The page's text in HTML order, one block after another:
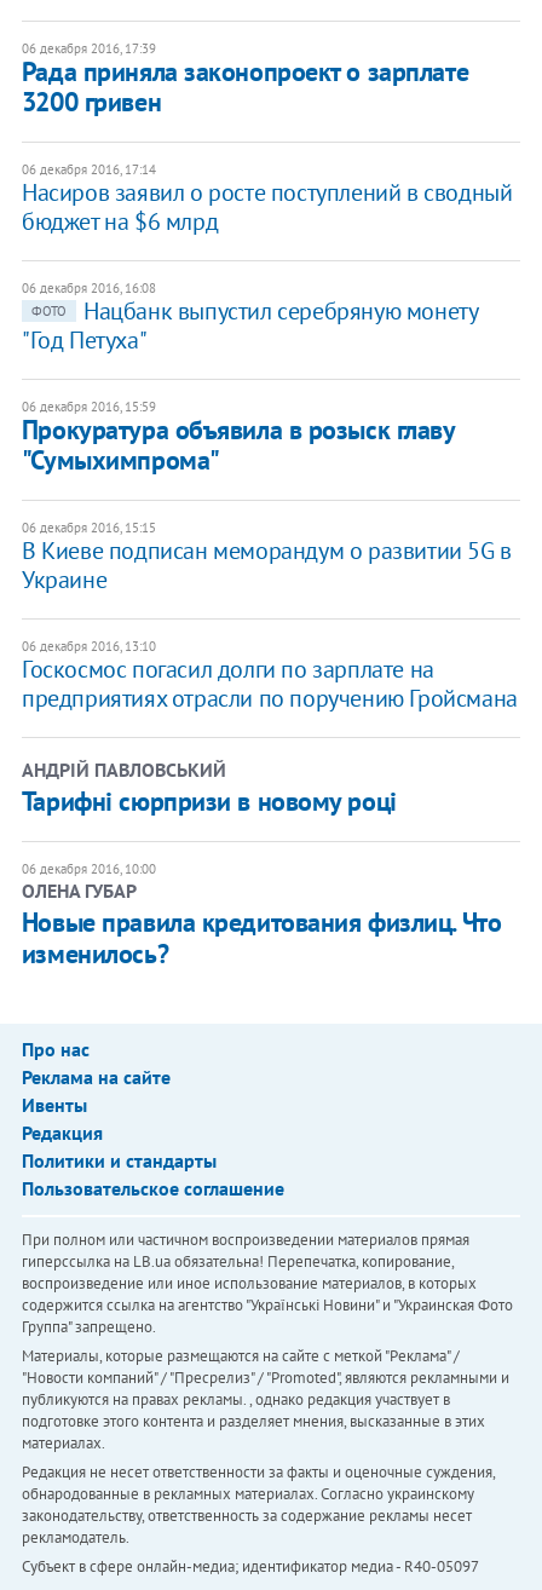
06 декабря 2016, 17:39
​Рада приняла законопроект о зарплате
3200 гривен
06 декабря 2016, 17:14
Насиров заявил о росте поступлений в сводный
бюджет на $6 млрд
06 декабря 2016, 16:08
ФОТО
Нацбанк выпустил серебряную монету
"Год Петуха"
06 декабря 2016, 15:59
Прокуратура объявила в розыск главу
"Сумыхимпрома"
06 декабря 2016, 15:15
В Киеве подписан меморандум о развитии 5G в
Украине
06 декабря 2016, 13:10
Госкосмос погасил долги по зарплате на
предприятиях отрасли по поручению Гройсмана
АНДРІЙ ПАВЛОВСЬКИЙ
Тарифні сюрпризи в новому році
06 декабря 2016, 10:00
ОЛЕНА ГУБАР
Новые правила кредитования физлиц. Что
изменилось?
Про нас
Реклама на сайте
Ивенты
Редакция
Политики и стандарты
Пользовательское соглашение
При полном или частичном воспроизведении материалов прямая
гиперссылка на LB.ua обязательна! Перепечатка, копирование,
воспроизведение или иное использование материалов, в которых
содержится ссылка на агентство "Українськi Новини" и "Украинская Фото
Группа" запрещено.
Материалы, которые размещаются на сайте с меткой "Реклама" /
"Новости компаний" / "Пресрелиз" / "Promoted", являются рекламными и
публикуются на правах рекламы. , однако редакция участвует в
подготовке этого контента и разделяет мнения, высказанные в этих
материалах.
Редакция не несет ответственности за факты и оценочные суждения,
обнародованные в рекламных материалах. Согласно украинскому
законодательству, ответственность за содержание рекламы несет
рекламодатель.
Субъект в сфере онлайн-медиа; идентификатор медиа - R40-05097